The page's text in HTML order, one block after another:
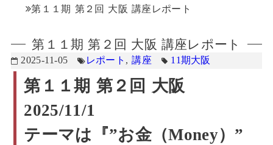
第１１期 第２回 大阪 講座レポート
第１１期 第２回 大阪 講座レポート
2025-11-05 レポート ,講座 11期大阪
第１１期 第２回 大阪
2025/11/1
テーマは『”お金（Money）”